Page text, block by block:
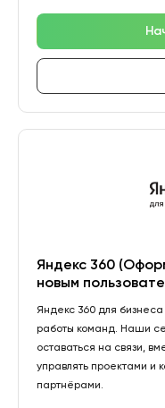
Яндекс 360
новым
Яндекс 360 для
работы команд. Наши
оставаться на связи,
управлять проектами и
партнёрами.